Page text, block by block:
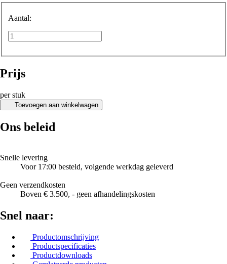
Aantal:
Prijs
per stuk
Toevoegen aan winkelwagen
Ons beleid
Snelle levering
Voor 17:00 besteld, volgende werkdag geleverd
Geen verzendkosten
Boven € 3.500, - geen afhandelingskosten
Snel naar:
Productomschrijving
Productspecificaties
Productdownloads